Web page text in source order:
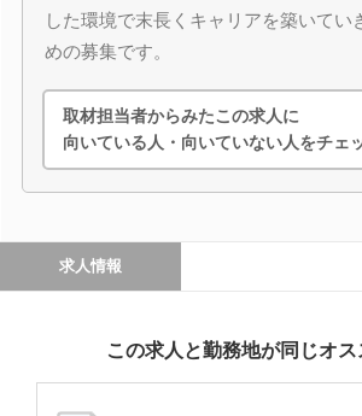
した環境で末長くキャリアを築いてい
めの募集です。
取材担当者からみたこの求人に
向いている人・向いていない人をチェ
求人情報
この求人と勤務地が同じオス